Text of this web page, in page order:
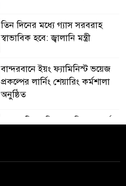
তিন দিনের মধ্যে গ্যাস সরবরাহ
স্বাভাবিক হবে: জ্বালানি মন্ত্রী
বান্দরবানে ইয়ং ফ্যামিনিস্ট ভয়েজ
প্রকল্পের লার্নিং শেয়ারিং কর্মশালা
অনুষ্ঠিত